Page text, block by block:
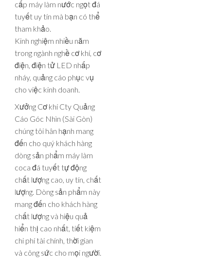
cấp máy làm nước ngọt đá
tuyết uy tín mà bạn có thể
tham khảo.
Kinh nghiệm nhiều năm
trong ngành nghề cơ khí, cơ
điện, điện tử LED nhấp
nháy, quảng cáo phục vụ
cho việc kinh doanh.
Xưởng Cơ khí Cty Quảng
Cáo Góc Nhìn (Sài Gòn)
chúng tôi hân hạnh mang
đến cho quý khách hàng
dòng sản phẩm máy làm
coca đá tuyết tự động
chất lượng cao, uy tín, chất
lượng. Dòng sản phẩm này
mang đến cho khách hàng
chất lượng và hiệu quả
hiển thị cao nhất, tiết kiệm
chi phí tài chính, thời gian
và công sức cho mọi người.